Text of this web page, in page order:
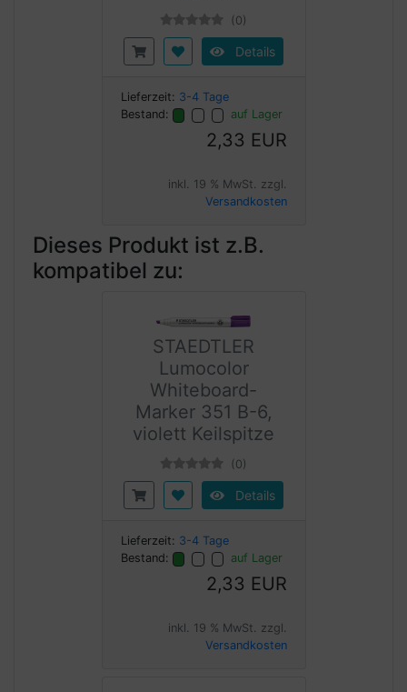
(0)
Details
Lieferzeit: 3-4 Tage
Bestand:
auf Lager
2,33 EUR
inkl. 19 % MwSt. zzgl.
Versandkosten
Dieses Produkt ist z.B.
kompatibel zu:
STAEDTLER
Lumocolor
Whiteboard-
Marker 351 B-6,
violett Keilspitze
(0)
Details
Lieferzeit: 3-4 Tage
Bestand:
auf Lager
2,33 EUR
inkl. 19 % MwSt. zzgl.
Versandkosten